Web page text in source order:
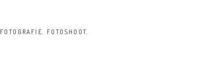
FOTOGRAFIE, FOTOSHOOT,